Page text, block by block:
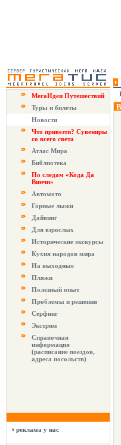
МегаИдеи Путешествий
Туры и билеты
Новости
Что привезти? Сувениры
со всего света
Атлас Мира
Библиотека
По следам «Кода Да
Винчи»
Автомото
Горные лыжи
Дайвинг
Для взрослых
Исторические экскурсы
Кухня народов мира
На выходные
Пляжи
Полезный опыт
Проблемы и решения
Серфинг
Экстрим
Справочная
информация
(расписание поездов,
адреса посольств)
реклама у нас